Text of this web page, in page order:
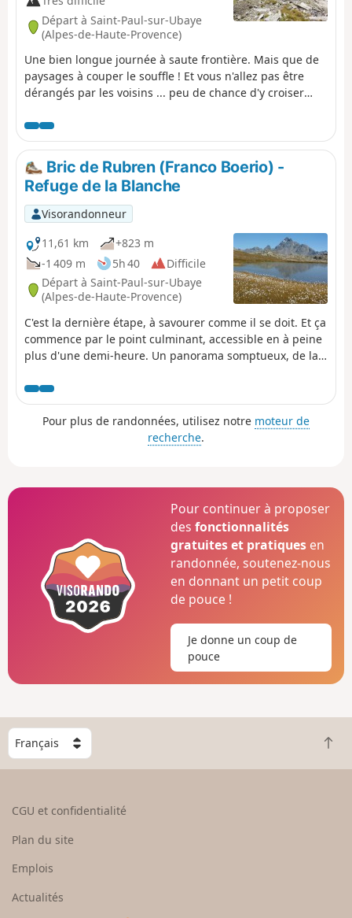
Départ à Saint-Paul-sur-Ubaye
(Alpes-de-Haute-Provence)
Une bien longue journée à saute frontière. Mais que de
paysages à couper le souffle ! Et vous n'allez pas être
dérangés par les voisins ... peu de chance d'y croiser
vautours, y compris (paraît-il) un couple de gypaètes.
Bric de Rubren (Franco Boerio) -
Refuge de la Blanche
Visorandonneur
11,61 km
+823 m
-1 409 m
5h 40
Difficile
Départ à Saint-Paul-sur-Ubaye
(Alpes-de-Haute-Provence)
C'est la dernière étape, à savourer comme il se doit. Et ça
commence par le point culminant, accessible en à peine
plus d'une demi-heure. Un panorama somptueux, de la
haut, le sauvage et minéral Vallon du Loup et son beau
lac. Enfin, pour finir la journée, le sommet de la Rocca
Bianca avant de replonger dans la vallée.
Pour plus de randonnées, utilisez notre moteur de
recherche.
Pour continuer à proposer
desfonctionnalités
gratuites et pratiques en
randonnée, soutenez-nous
en donnant un petit coup
de pouce !
Je donne un coup de
pouce
C
h
o
e
u
R
e
CGU et confidentialité
Plan du site
Emplois
Actualités